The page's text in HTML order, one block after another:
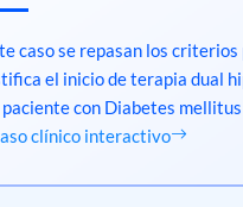
caso se repasan los criterios
el inicio de terapia dual
paciente con Diabetes mellitus
clínico interactivo